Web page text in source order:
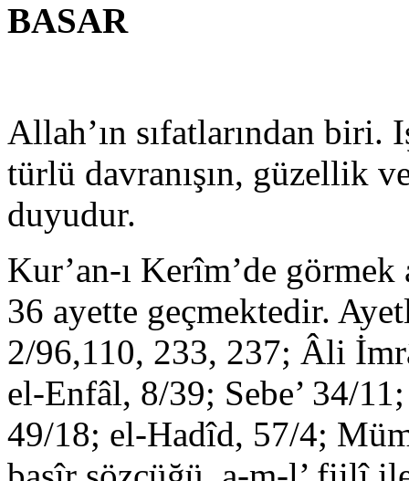
BASAR
Allah’ın sıfatlarından
türlü davranışın, güzellik
duyudur.
Kur’an-ı Kerîm’de görmek
36 ayette geçmektedir.
2/96,110, 233, 237; Âli
el-Enfâl, 8/39; Sebe’ 34/
49/18; el-Hadîd, 57/4;